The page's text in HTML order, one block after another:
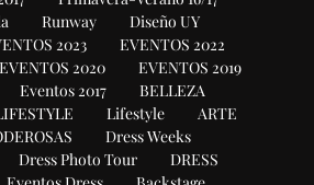
Runway
Diseño UY
2023
EVENTOS 2022
EVENTOS 2020
EVENTOS 2019
Eventos 2017
BELLEZA
Lifestyle
ARTE
Dress Weeks
Dress Photo Tour
DRESS